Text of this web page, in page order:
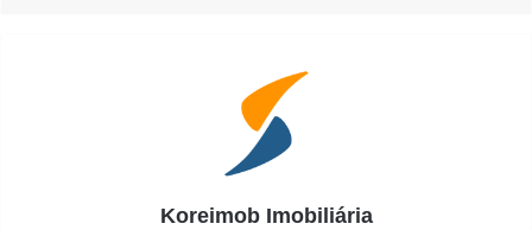
Koreimob Imobiliária